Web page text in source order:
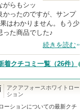
メ
ン
バ
に
お
気
に
入
がらもシッ
かったのですが、サンプ
はわかりません。もう少
った商品でした♪
続きを読む
着クチコミ一覧 （26件）
アクアフォースホワイトロー
ション
ーションについての最新クチ